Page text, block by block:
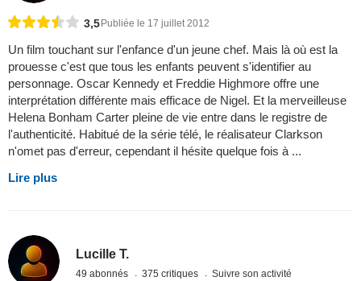
3,5 Publiée le 17 juillet 2012
Un film touchant sur l'enfance d'un jeune chef. Mais là où est la
prouesse c'est que tous les enfants peuvent s'identifier au
personnage. Oscar Kennedy et Freddie Highmore offre une
interprétation différente mais efficace de Nigel. Et la merveilleuse
Helena Bonham Carter pleine de vie entre dans le registre de
l'authenticité. Habitué de la série télé, le réalisateur Clarkson
n'omet pas d'erreur, cependant il hésite quelque fois à ...
Lire plus
Lucille T.
49 abonnés 375 critiques Suivre son activité